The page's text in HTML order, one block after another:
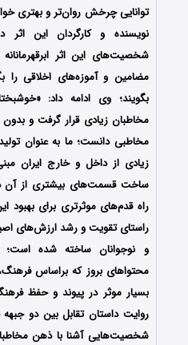
توانایی چرخش روان‌تر و بهتری
نویسنده و کارگردان این اثر
شخصیت‌های این اثر
مضامین و آموزه‌های اخلاقی را
بگویند؛ وی ادامه داد:
مخاطبان زیادی قرار گرفت و بدون
مخاطبی دانست؛ ما به عنوان
زیادی از داخل و خارج ایران
ساخت قسمت‌های بیشتری از آن
راه قدم‌های موثر‌تری برای بهبود
راستای تقویت و رشد ارزش‌های
و نوجوانان ساخته شده است؛
محتواهای بروز که براساس
بسیار موثر در پیوند و حفظ
روایت داستان تقابل بین دو
شخصیت‌هایی آشنا با ذهن